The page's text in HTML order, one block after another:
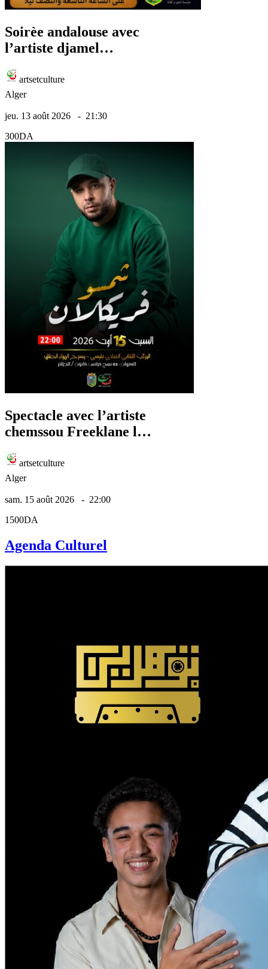
Soirèe andalouse avec
l’artiste djamel
2026artsetculture
Alger
jeu. 13 août 2026 - 21:30
300DA
Spectacle avec l’artiste
chemssou Freeklane le
artsetculture
Alger
sam. 15 août 2026 - 22:00
1500DA
Agenda Culturel